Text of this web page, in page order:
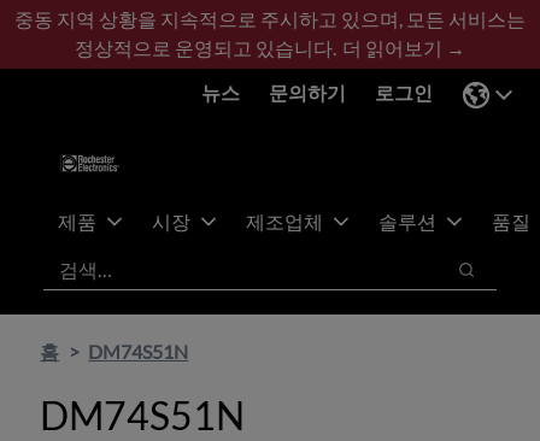
기
콘
바
글
중동 지역 상황을 지속적으로 주시하고 있으며, 모든 서비스는
정상적으로 운영되고 있습니다. 더 읽어보기 →
뉴스
문의하기 로그인
제품 시장 제조업체 솔루션
품질
검색
검색
홈 DM74S51N
DM74S51N